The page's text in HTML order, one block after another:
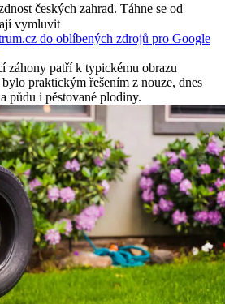
českých zahrad. Táhne se od
vymluvit
do oblíbených zdrojů pro Google
záhony patří k typickému obrazu
praktickým řešením z nouze, dnes
půdu i pěstované plodiny.